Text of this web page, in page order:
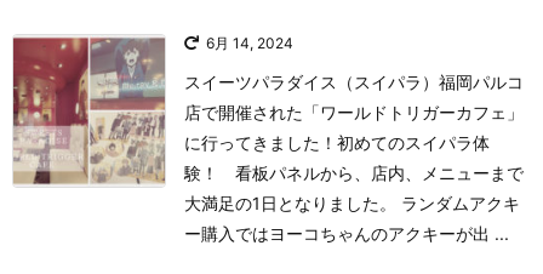
6月 14, 2024
スイーツパラダイス（スイパラ）福岡パルコ
店で開催された「ワールドトリガーカフェ」
に行ってきました！初めてのスイパラ体
験！ 看板パネルから、店内、メニューまで
大満足の1日となりました。 ランダムアクキ
ー購入ではヨーコちゃんのアクキーが出 ...